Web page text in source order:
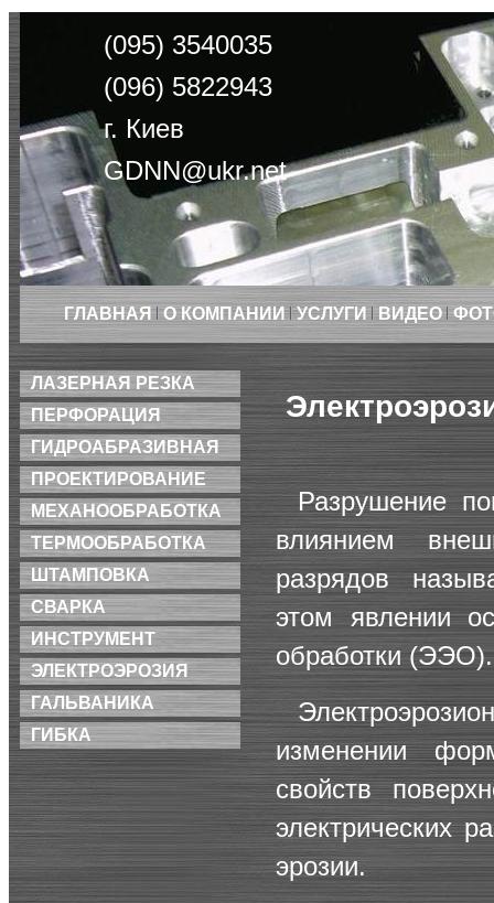
(095) 3540035
(096) 5822943
г. Киев
GDNN@ukr.net
ГЛАВНАЯ О КОМПАНИИ УСЛУГИ ВИДЕО
ЛАЗЕРНАЯ РЕЗКА
ПЕРФОРАЦИЯ
ГИДРОАБРАЗИВНАЯ
ПРОЕКТИРОВАНИЕ
МЕХАНООБРАБОТКА
ТЕРМООБРАБОТКА
ШТАМПОВКА
СВАРКА
ИНСТРУМЕНТ
ЭЛЕКТРОЭРОЗИЯ
ГАЛЬВАНИКА
ГИБКА
Разрушение
влиянием
разрядов
этом явлении
обработки (ЭЭО).
изменении
свойств
электрических
эрозии.